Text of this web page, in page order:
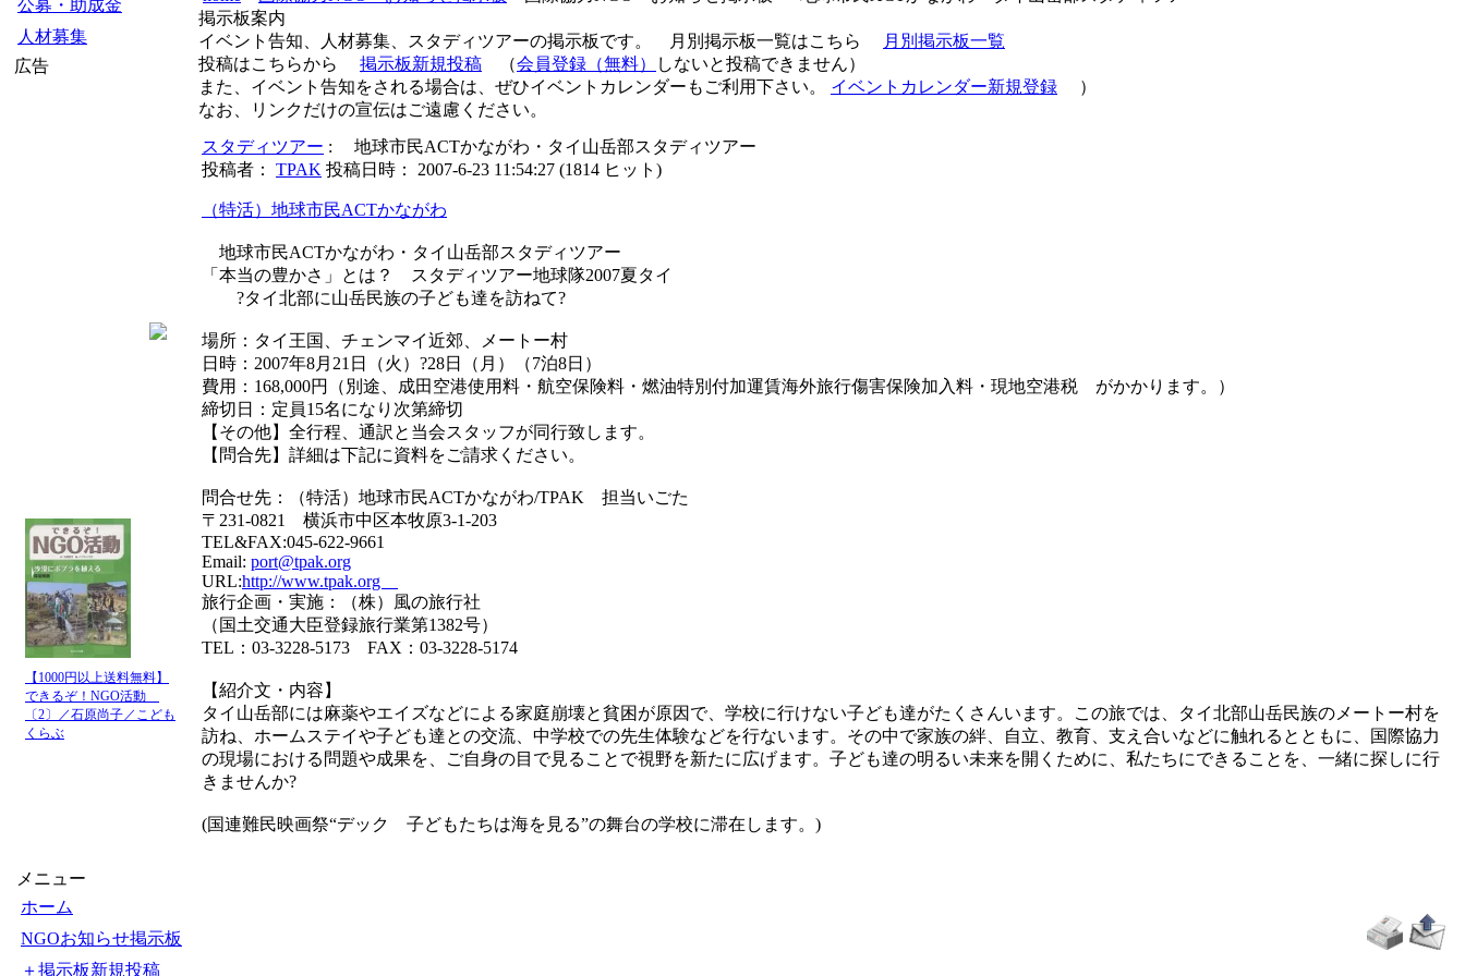
公募・助成金
人材募集
広告
【1000円以上送料無料】
できるぞ！NGO活動
〔2〕／石原尚子／こども
くらぶ
メニュー
ホーム
NGOお知らせ掲示板
＋掲示板新規投稿
掲示板案内
イベント告知、人材募集、スタディツアーの掲示板です。 月別掲示板一覧はこちら
月別掲示板一覧
投稿はこちらから 掲示板新規投稿 （会員登録（無料）
しないと投稿できません）
また、イベント告知をされる場合は、ぜひイベントカレンダーもご利用下さい。 イベントカレンダー新規登録 ）
なお、リンクだけの宣伝はご遠慮ください。
スタディツアー : 地球市民ACTかながわ・タイ山岳部スタディツアー
投稿者： TPAK 投稿日時： 2007-6-23 11:54:27 (1814 ヒット )
（特活）地球市民ACTかながわ
地球市民ACTかながわ・タイ山岳部スタディツアー
「本当の豊かさ」とは？ スタディツアー地球隊2007夏タイ
?タイ北部に山岳民族の子ども達を訪ねて?
場所：タイ王国、チェンマイ近郊、メートー村
日時：2007年8月21日（火）?28日（月）（7泊8日）
費用：168,000円（別途、成田空港使用料・航空保険料・燃油特別付加運賃海外旅行傷害保険加入料・現地空港税 がかかります。）
締切日：定員15名になり次第締切
【その他】全行程、通訳と当会スタッフが同行致します。
【問合先】詳細は下記に資料をご請求ください。
問合せ先：（特活）地球市民ACTかながわ/TPAK 担当いごた
〒231-0821 横浜市中区本牧原3-1-203
TEL&FAX:045-622-9661
Email: port@tpak.org
URL:http://www.tpak.org
旅行企画・実施：（株）風の旅行社
（国土交通大臣登録旅行業第1382号）
TEL：03-3228-5173 FAX：03-3228-5174
【紹介文・内容】
タイ山岳部には麻薬やエイズなどによる家庭崩壊と貧困が原因で、学校に行けない子ども達がたくさんいます。この旅では、タイ北部山岳民族のメートー村を
訪ね、ホームステイや子ども達との交流、中学校での先生体験などを行ないます。その中で家族の絆、自立、教育、支え合いなどに触れるとともに、国際協力
の現場における問題や成果を、ご自身の目で見ることで視野を新たに広げます。子ども達の明るい未来を開くために、私たちにできることを、一緒に探しに行
きませんか?
(国連難民映画祭“デック 子どもたちは海を見る”の舞台の学校に滞在します。)